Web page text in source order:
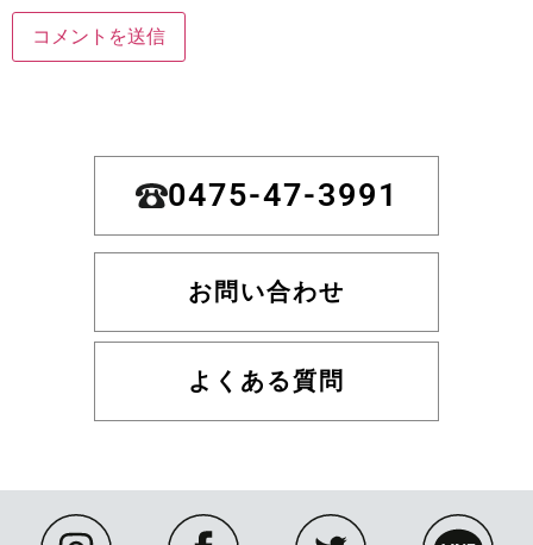
0475-47-3991
お問い合わせ
よくある質問